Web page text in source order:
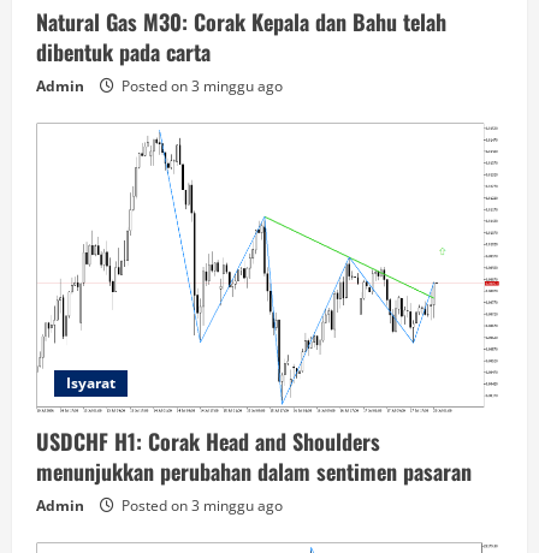
Natural Gas M30: Corak Kepala dan Bahu telah
dibentuk pada carta
Admin Posted on 3 minggu ago
Isyarat
USDCHF H1: Corak Head and Shoulders
menunjukkan perubahan dalam sentimen pasaran
Admin Posted on 3 minggu ago